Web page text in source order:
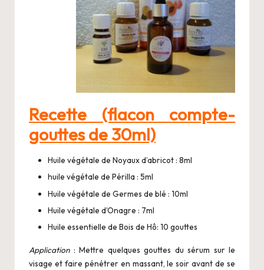
Recette (flacon compte-
gouttes de 30ml)
Huile végétale de Noyaux d’abricot : 8ml
huile végétale de Périlla : 5ml
Huile végétale de Germes de blé : 10ml
Huile végétale d’Onagre : 7ml
Huile essentielle de Bois de Hô: 10 gouttes
Application: Mettre quelques gouttes du sérum sur le
visage et faire pénétrer en massant, le soir avant de se